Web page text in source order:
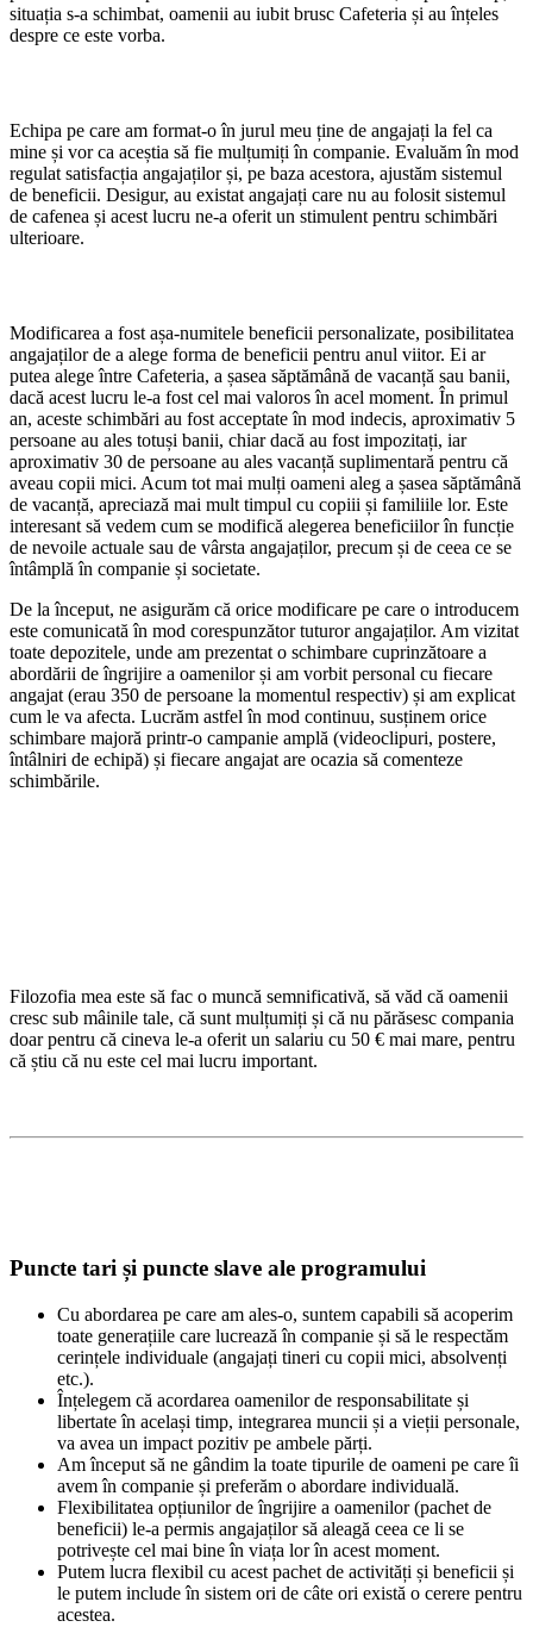
situația s-a schimbat, oamenii au iubit brusc Cafeteria și au înțeles
despre ce este vorba.
Echipa pe care am format-o în jurul meu ține de angajați la fel ca
mine și vor ca aceștia să fie mulțumiți în companie. Evaluăm în mod
regulat satisfacția angajaților și, pe baza acestora, ajustăm sistemul
de beneficii. Desigur, au existat angajați care nu au folosit sistemul
de cafenea și acest lucru ne-a oferit un stimulent pentru schimbări
ulterioare.
Modificarea a fost așa-numitele beneficii personalizate, posibilitatea
angajaților de a alege forma de beneficii pentru anul viitor. Ei ar
putea alege între Cafeteria, a șasea săptămână de vacanță sau banii,
dacă acest lucru le-a fost cel mai valoros în acel moment. În primul
an, aceste schimbări au fost acceptate în mod indecis, aproximativ 5
persoane au ales totuși banii, chiar dacă au fost impozitați, iar
aproximativ 30 de persoane au ales vacanță suplimentară pentru că
aveau copii mici. Acum tot mai mulți oameni aleg a șasea săptămână
de vacanță, apreciază mai mult timpul cu copiii și familiile lor. Este
interesant să vedem cum se modifică alegerea beneficiilor în funcție
de nevoile actuale sau de vârsta angajaților, precum și de ceea ce se
întâmplă în companie și societate.
De la început, ne asigurăm că orice modificare pe care o introducem
este comunicată în mod corespunzător tuturor angajaților. Am vizitat
toate depozitele, unde am prezentat o schimbare cuprinzătoare a
abordării de îngrijire a oamenilor și am vorbit personal cu fiecare
angajat (erau 350 de persoane la momentul respectiv) și am explicat
cum le va afecta. Lucrăm astfel în mod continuu, susținem orice
schimbare majoră printr-o campanie amplă (videoclipuri, postere,
întâlniri de echipă) și fiecare angajat are ocazia să comenteze
schimbările.
Filozofia mea este să fac o muncă semnificativă, să văd că oamenii
cresc sub mâinile tale, că sunt mulțumiți și că nu părăsesc compania
doar pentru că cineva le-a oferit un salariu cu 50 € mai mare, pentru
că știu că nu este cel mai lucru important.
Puncte tari și puncte slave ale programului
Cu abordarea pe care am ales-o, suntem capabili să acoperim
toate generațiile care lucrează în companie și să le respectăm
cerințele individuale (angajați tineri cu copii mici, absolvenți
etc.).
Înțelegem că acordarea oamenilor de responsabilitate și
libertate în același timp, integrarea muncii și a vieții personale,
va avea un impact pozitiv pe ambele părți.
Am început să ne gândim la toate tipurile de oameni pe care îi
avem în companie și preferăm o abordare individuală.
Flexibilitatea opțiunilor de îngrijire a oamenilor (pachet de
beneficii) le-a permis angajaților să aleagă ceea ce li se
potrivește cel mai bine în viața lor în acest moment.
Putem lucra flexibil cu acest pachet de activități și beneficii și
le putem include în sistem ori de câte ori există o cerere pentru
acestea.